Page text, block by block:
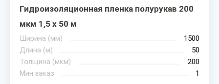
Гидроизоляционная пленка полурукав 200
мкм 1,5 х 50 м
Ширина (мм)
1500
Длина (м)
50
Толщина (мкм)
200
Мин.заказ
1